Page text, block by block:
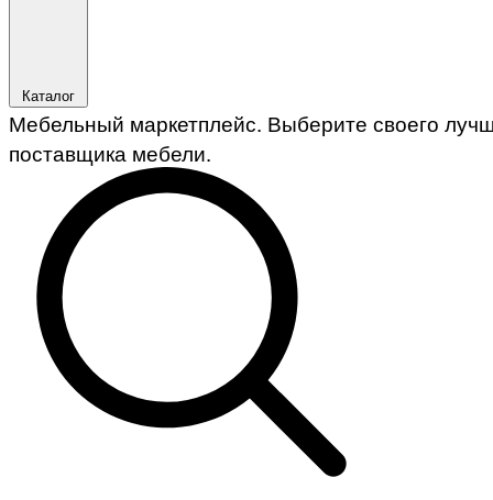
Каталог
Мебельный маркетплейс. Выберите своего
поставщика мебели.